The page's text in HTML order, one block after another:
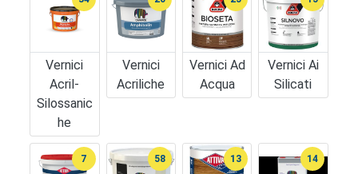
Vernici
Acril-
Silossanic
He
Vernici
Acriliche
Vernici Ad
Acqua
Vernici Ai
Silicati
7 58 13 14